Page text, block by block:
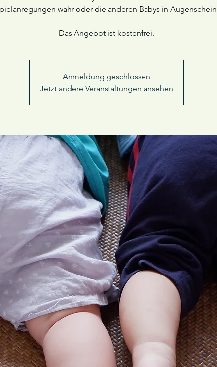
wahr oder die anderen Babys in
Das Angebot ist kostenfrei.
Anmeldung geschlossen
Jetzt andere Veranstaltungen ansehen